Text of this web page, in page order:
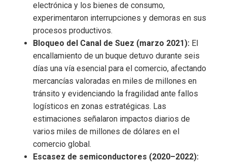
electrónica y los bienes de consumo,
experimentaron interrupciones y demoras en sus
procesos productivos.
Bloqueo del Canal de Suez (marzo 2021): El
encallamiento de un buque detuvo durante seis
días una vía esencial para el comercio, afectando
mercancías valoradas en miles de millones en
tránsito y evidenciando la fragilidad ante fallos
logísticos en zonas estratégicas. Las
estimaciones señalaron impactos diarios de
varios miles de millones de dólares en el
comercio global.
Escasez de semiconductores (2020–2022):